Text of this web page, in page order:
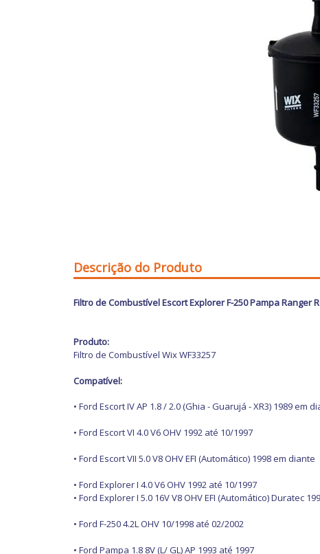
Descrição do Produto
Filtro de Combustível Escort Explorer F-250 Pampa
Produto:
Filtro de Combustível Wix WF33257
Compatível:
• Ford Escort IV AP 1.8 / 2.0 (Ghia - Guarujá - XR3) 1989 em
• Ford Escort VI 4.0 V6 OHV 1992 até 10/1997
• Ford Escort VII 5.0 V8 OHV EFI (Automático) 1998 em diante
• Ford Explorer I 4.0 V6 OHV 1992 até 10/1997
• Ford Explorer I 5.0 16V V8 OHV EFI (Automático) Duratec
• Ford F-250 4.2L OHV 10/1998 até 02/2002
• Ford Pampa 1.8 8V (L/ GL) AP 1993 até 1997